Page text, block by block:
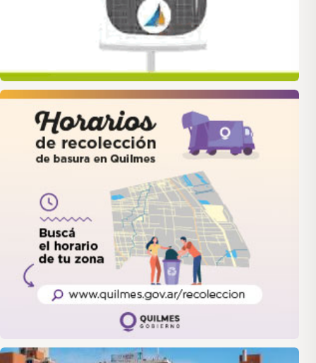
quilmes
LANUS